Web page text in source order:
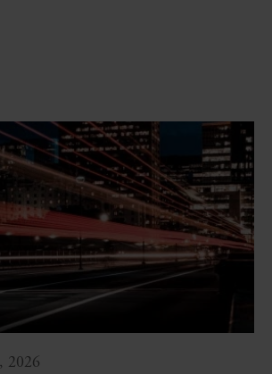
2026